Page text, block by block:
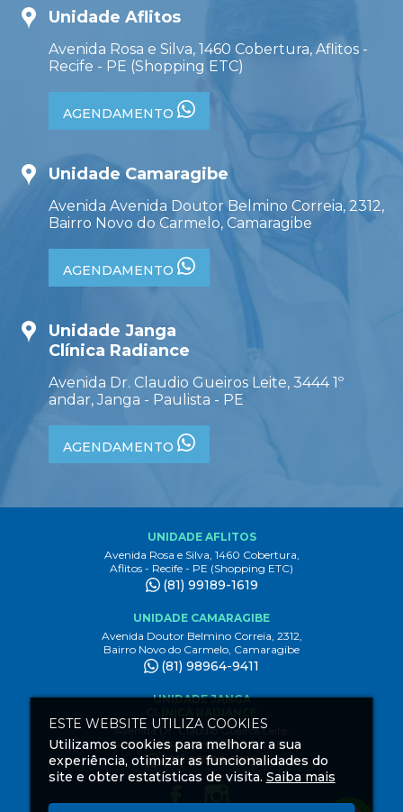
Unidade Aflitos
Avenida Rosa e Silva, 1460 Cobertura, Aflitos -
Recife - PE (Shopping ETC)
AGENDAMENTO
Unidade Camaragibe
Avenida Avenida Doutor Belmino Correia, 2312,
Bairro Novo do Carmelo, Camaragibe
AGENDAMENTO
Unidade Janga
Clínica Radiance
Avenida Dr. Claudio Gueiros Leite, 3444 1º
andar, Janga - Paulista - PE
AGENDAMENTO
UNIDADE AFLITOS
Avenida Rosa e Silva, 1460 Cobertura,
Aflitos - Recife - PE (Shopping ETC)
(81) 99189-1619
UNIDADE CAMARAGIBE
Avenida Doutor Belmino Correia, 2312,
Bairro Novo do Carmelo, Camaragibe
(81) 98964-9411
UNIDADE JANGA
Avenida Dr. Claudio Gueiros Leite,
3444 1º andar, Janga Paulista - PE
(81) 99189-1619
ESTE WEBSITE UTILIZA COOKIES
Utilizamos cookies para melhorar a sua
experiência, otimizar as funcionalidades do
site e obter estatísticas de visita. Saiba mais